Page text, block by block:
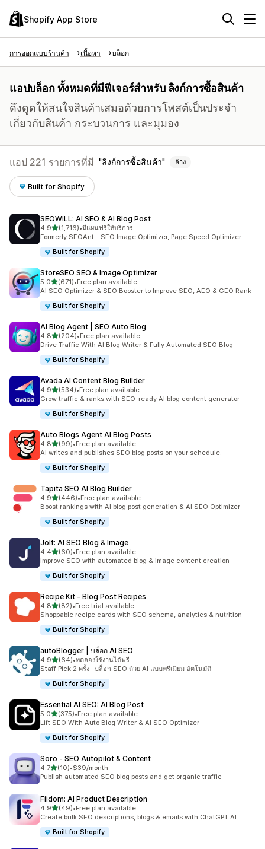
Shopify App Store
การออกแบบร้านค้า เนื้อหา บล็อก
แอปบล็อก ทั้งหมดที่มีฟีเจอร์สำหรับ ลิงก์การซื้อสินค้า
ดึงดูดให้สนใจสินค้าเสมอด้วยการโพสต์เป็นประจำ
เกี่ยวกับสินค้า กระบวนการ และมุมอง
แอป 221 รายการที่มี ลิงก์การซื้อสินค้า ล้าง
Built for Shopify
SEOWILL: AI SEO & AI Blog Post
4.9เต็ม 5 ดาว
(1,716)
ทั้งหมด 1716 รีวิว
•มีแผนฟรีให้บริการ
Formerly SEOAnt—SEO Image Optimizer, Page Speed Optimizer
Built for Shopify
StoreSEO SEO & Image Optimizer
5.0เต็ม 5 ดาว
(671)
ทั้งหมด 671 รีวิว
•Free plan available
AI SEO Optimizer & SEO Booster to Improve SEO, AEO & GEO Rank
Built for Shopify
AI Blog Agent | SEO Auto Blog
4.8เต็ม 5 ดาว
(204)
ทั้งหมด 204 รีวิว
•Free plan available
Drive Traffic With AI Blog Writer & Fully Automated SEO Blog
Built for Shopify
Avada AI Content Blog Builder
4.9เต็ม 5 ดาว
(534)
ทั้งหมด 534 รีวิว
•Free plan available
Grow traffic & ranks with SEO-ready AI blog content generator
Built for Shopify
Auto Blogs Agent AI Blog Posts
4.8เต็ม 5 ดาว
(99)
ทั้งหมด 99 รีวิว
•Free plan available
AI writes and publishes SEO blog posts on your schedule.
Built for Shopify
Tapita SEO AI Blog Builder
4.9เต็ม 5 ดาว
(446)
ทั้งหมด 446 รีวิว
•Free plan available
Boost rankings with AI blog post generation & AI SEO Optimizer
Built for Shopify
Jolt: AI SEO Blog & Image
4.4เต็ม 5 ดาว
(60)
ทั้งหมด 60 รีวิว
•Free plan available
Improve SEO with automated blog & image content creation
Built for Shopify
Recipe Kit ‑ Blog Post Recipes
4.8เต็ม 5 ดาว
(82)
ทั้งหมด 82 รีวิว
•Free trial available
Shoppable recipe cards with SEO schema, analytics & nutrition
Built for Shopify
autoBlogger | บล็อก AI SEO
4.9เต็ม 5 ดาว
(64)
ทั้งหมด 64 รีวิว
•ทดลองใช้งานได้ฟรี
Staff Pick 2 ครั้ง · บล็อก SEO ด้วย AI แบบพรีเมียม อัตโนมัติ
Built for Shopify
Essential AI SEO: AI Blog Post
5.0เต็ม 5 ดาว
(375)
ทั้งหมด 375 รีวิว
•Free plan available
Lift SEO With Auto Blog Writer & AI SEO Optimizer
Built for Shopify
Soro ‑ SEO Autopilot & Content
4.7เต็ม 5 ดาว
(10)
ทั้งหมด 10 รีวิว
•$39/month
Publish automated SEO blog posts and get organic traffic
Fiidom: AI Product Description
4.9เต็ม 5 ดาว
(49)
ทั้งหมด 49 รีวิว
•Free plan available
Create bulk SEO descriptions, blogs & emails with ChatGPT AI
Built for Shopify